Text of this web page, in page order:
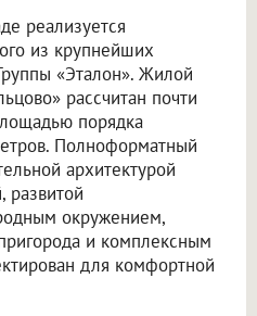
реализуется
из крупнейших
«Эталон». Жилой
рассчитан почти
порядка
Полноформатный
архитектурой
развитой
окружением,
и комплексным
для комфортной